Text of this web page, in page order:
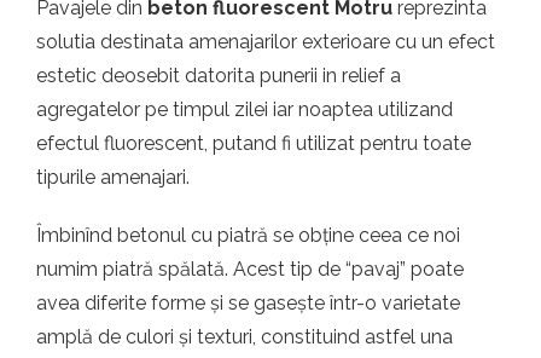
Pavajele din beton fluorescent Motru reprezinta
solutia destinata amenajarilor exterioare cu un efect
estetic deosebit datorita punerii in relief a
agregatelor pe timpul zilei iar noaptea utilizand
efectul fluorescent, putand fi utilizat pentru toate
tipurile amenajari.
Îmbinînd betonul cu piatră se obține ceea ce noi
numim piatră spălată. Acest tip de “pavaj” poate
avea diferite forme și se gasește într-o varietate
amplă de culori și texturi, constituind astfel una